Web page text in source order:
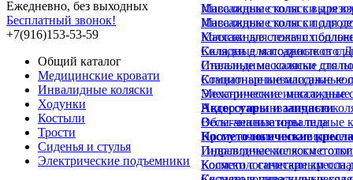
Ежедневно, без выходных
Бесплатный звонок!
+7(916)153-53-59
Общий каталог
Медицинские кровати
Инвалидные коляски
Ходунки
Костыли
Трости
Сиденья и стулья
Электрические подъемники
Инвалидные коляски для
Инвалидные коляски для
Коляски для лежачих
Коляски для подростков с
Инвалидные коляски для
Комнатные инвалидные
Механические инвалидные
Недорогие инвалидные
Облегченные инвалидные
Прогулочные инвалидные
Инвалидные коляски с
Коляски с санитарным
Массажные столы с
Массажные столы с
Массажные столы с
Складные массажные столы
Стальные массажные столы
Стационарные массажные
Электрические массажные
Аксессуары и запчасти
Весы-анализаторы тела
Косметологические кресла
Гидравлические
Косметологические кресла